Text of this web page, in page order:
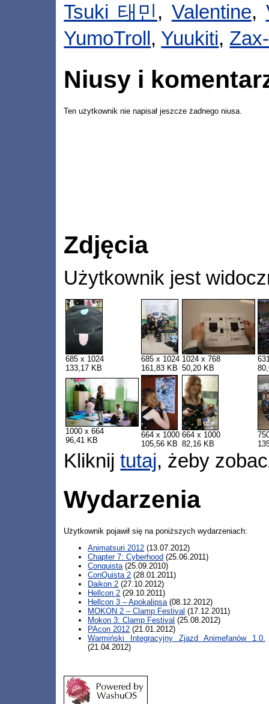
Tsuki 태민 , Valentine,
YumoTroll , Yuukiti,
Niusy i
Ten użytkownik nie napisał jeszcze żadnego niusa.
Zdjęcia
Użytkownik jest
685 x 1024
133,17 KB
685 x 1024
161,83 KB
1024 x 768
50,20 KB
1000 x 664
96,41 KB
664 x 1000
105,56 KB
664 x 1000
82,16 KB
Kliknijtutaj, żeby
Wydarzenia
Użytkownik pojawił się na poniższych wydarzeniach:
Animatsuri 2012 (13.07.2012)
Chapter 7: Cyberhood (25.06.2011)
Conquista(25.09.2010)
ConQuista 2 (28.01.2011)
Daikon 2 (27.10.2012)
Hellcon 2 (29.10.2011)
Hellcon 3 – Apokalipsa(08.12.2012)
MOKON 2 – Clamp Festival (17.12.2011)
Mokon 3: Clamp Festival (25.08.2012)
PAcon 2012 (21.01.2012)
Warmiński Integracyjny Zjazd Animefanów 1.0.
(21.04.2012)